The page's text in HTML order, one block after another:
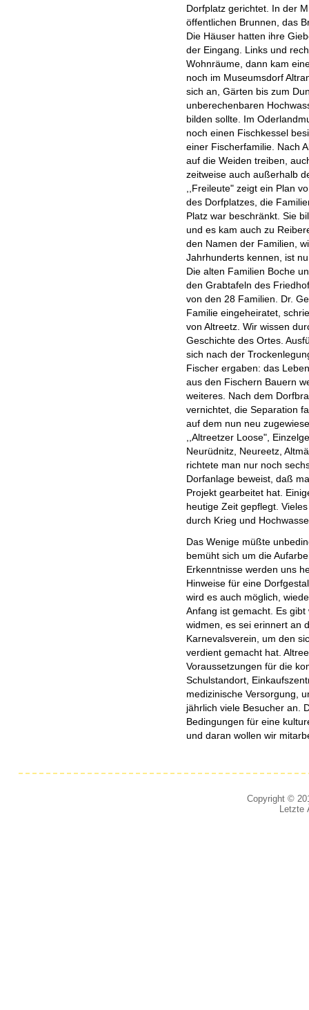
Dorfplatz gerichtet. In der
öffentlichen Brunnen, das
Die Häuser hatten ihre
der Eingang. Links und
Wohnräume, dann kam
noch im Museumsdorf
sich an, Gärten bis zum
unberechenbaren
bilden sollte. Im
noch einen Fischkessel
einer Fischerfamilie. Nach
auf die Weiden treiben,
zeitweise auch außerhalb
,,Freileute" zeigt ein Plan
des Dorfplatzes, die
Platz war beschränkt. Sie
und es kam auch zu
den Namen der Familien,
Jahrhunderts kennen, ist
Die alten Familien Boche
den Grabtafeln des
von den 28 Familien. Dr.
Familie eingeheiratet,
von Altreetz. Wir wissen
Geschichte des Ortes.
sich nach der
Fischer ergaben: das
aus den Fischern Bauern
weiteres. Nach dem
vernichtet, die Separation
auf dem nun neu
,,Altreetzer Loose",
Neurüdnitz, Neureetz,
richtete man nur noch
Dorfanlage beweist, daß
Projekt gearbeitet hat.
heutige Zeit gepflegt.
durch Krieg und
Das Wenige müßte
bemüht sich um die
Erkenntnisse werden uns
Hinweise für eine
wird es auch möglich,
Anfang ist gemacht. Es
widmen, es sei erinnert an
Karnevalsverein, um den
verdient gemacht hat.
Voraussetzungen für die
Schulstandort,
medizinische Versorgung,
jährlich viele Besucher an.
Bedingungen für eine
und daran wollen wir
Copyright ©
Letzte